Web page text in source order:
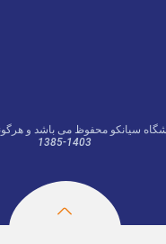
سیانکو محفوظ می باشد و
1385-1403